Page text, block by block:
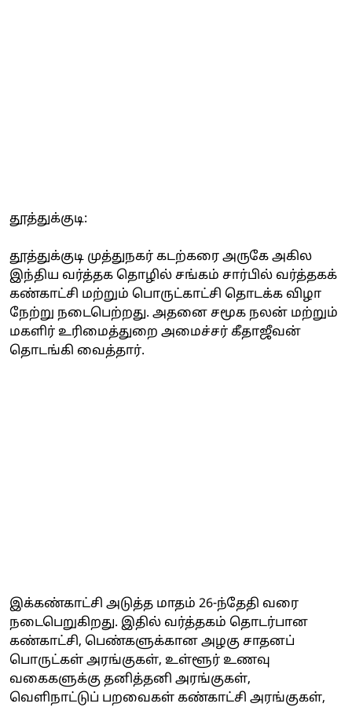
தூத்துக்குடி:
தூத்துக்குடி முத்துநகர் கடற்கரை அருகே அகில
இந்திய வர்த்தக தொழில் சங்கம் சார்பில் வர்த்தகக்
கண்காட்சி மற்றும் பொருட்காட்சி தொடக்க விழா
நேற்று நடைபெற்றது. அதனை சமூக நலன் மற்றும்
மகளிர் உரிமைத்துறை அமைச்சர் கீதாஜீவன்
தொடங்கி வைத்தார்.
இக்கண்காட்சி அடுத்த மாதம் 26-ந்தேதி வரை
நடைபெறுகிறது. இதில் வர்த்தகம் தொடர்பான
கண்காட்சி, பெண்களுக்கான அழகு சாதனப்
பொருட்கள் அரங்குகள், உள்ளூர் உணவு
வகைகளுக்கு தனித்தனி அரங்குகள்,
வெளிநாட்டுப் பறவைகள் கண்காட்சி அரங்குகள்,